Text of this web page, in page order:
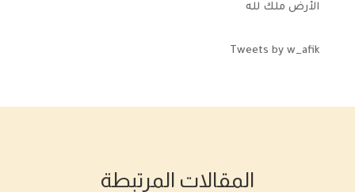
الأرض ملك لله
Tweets by w_afik
المقالات المرتبطة